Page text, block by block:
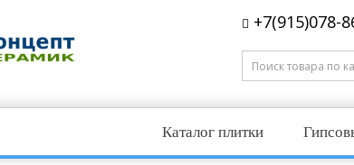
+7(915)078-
Каталог плитки